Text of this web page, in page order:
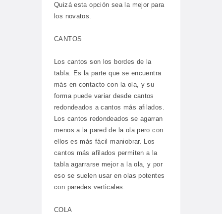
Quizá esta opción sea la mejor para
los novatos.
CANTOS
Los cantos son los bordes de la
tabla. Es la parte que se encuentra
más en contacto con la ola, y su
forma puede variar desde cantos
redondeados a cantos más afilados.
Los cantos redondeados se agarran
menos a la pared de la ola pero con
ellos es más fácil maniobrar. Los
cantos más afilados permiten a la
tabla agarrarse mejor a la ola, y por
eso se suelen usar en olas potentes
con paredes verticales.
COLA